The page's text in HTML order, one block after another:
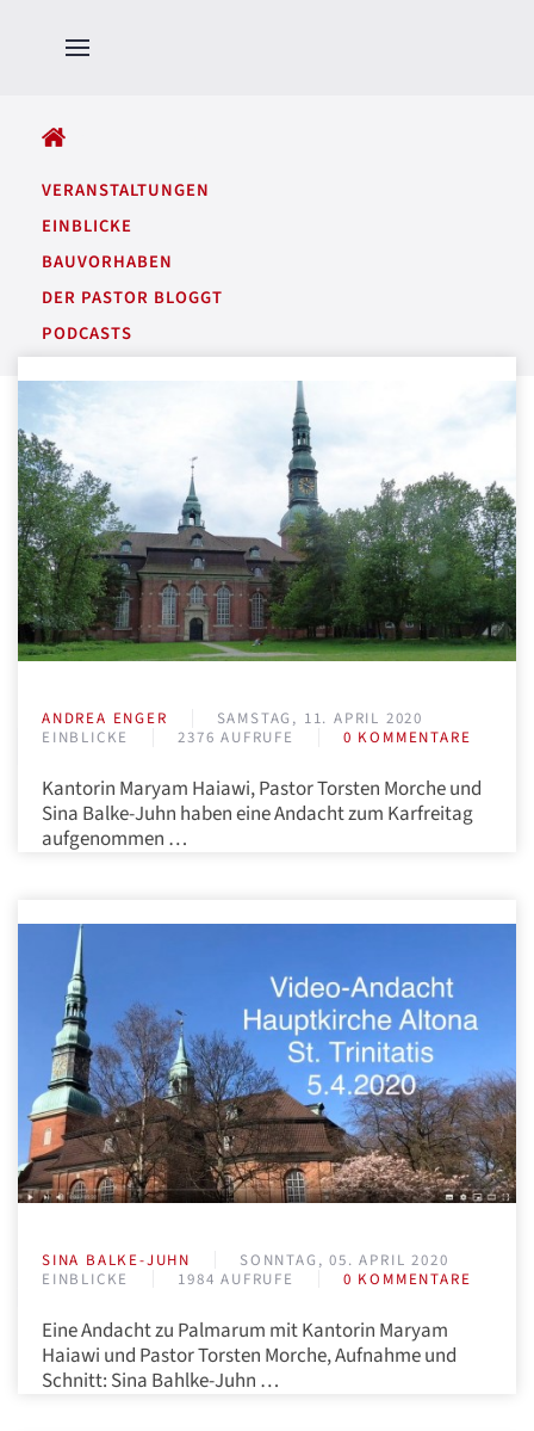
VERANSTALTUNGEN
EINBLICKE
BAUVORHABEN
DER PASTOR BLOGGT
PODCASTS
ANDREA ENGER
SAMSTAG, 11. APRIL 2020
EINBLICKE
2376 AUFRUFE 0 KOMMENTARE
Kantorin Maryam Haiawi, Pastor Torsten Morche und
Sina Balke-Juhn haben eine Andacht zum Karfreitag
aufgenommen …
SINA BALKE-JUHN
SONNTAG, 05. APRIL 2020
EINBLICKE
1984 AUFRUFE 0 KOMMENTARE
Eine Andacht zu Palmarum mit Kantorin Maryam
Haiawi und Pastor Torsten Morche, Aufnahme und
Schnitt: Sina Bahlke-Juhn …